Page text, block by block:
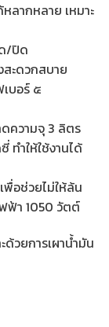
ลากหลาย เหมาะ
/ปิด
ะดวกสบาย
บอร์ ๕
ความจุ 3 ลิตร
ำให้ใช้งานได้
พื่อช่วยไม่ให้ล้น
ฟ้า 1050 วัตต์
ด้วยการเผาน้ำมัน